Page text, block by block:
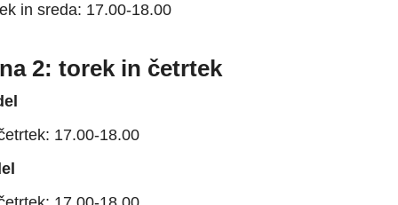
in sreda: 17.00-18.00
2: torek in četrtek
17.00-18.00